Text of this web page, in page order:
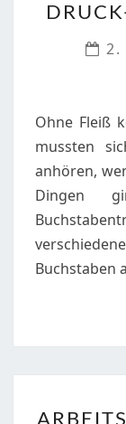
2.
Ohne Fleiß
mussten
anhören,
Dingen
Buchstaben